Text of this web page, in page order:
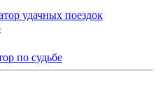
удачных поездок